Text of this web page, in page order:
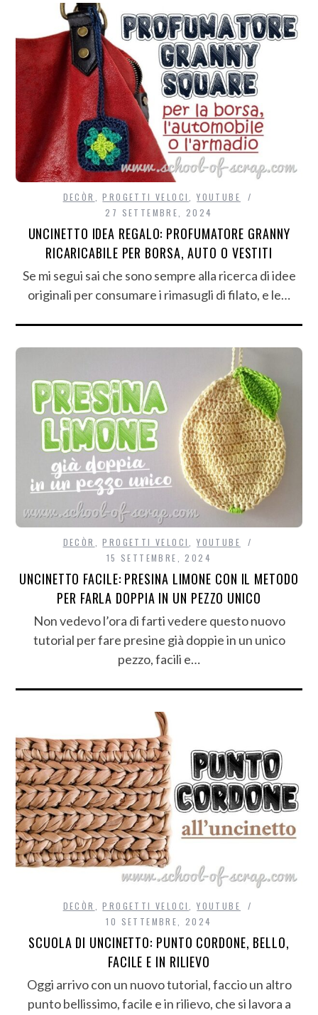
DECÒR ,PROGETTI VELOCI ,YOUTUBE
27 SETTEMBRE, 2024
UNCINETTO IDEA REGALO: PROFUMATORE GRANNY
RICARICABILE PER BORSA, AUTO O VESTITI
Se mi segui sai che sono sempre alla ricerca di idee
originali per consumare i rimasugli di filato, e le…
DECÒR ,PROGETTI VELOCI ,YOUTUBE
15 SETTEMBRE, 2024
UNCINETTO FACILE: PRESINA LIMONE CON IL METODO
PER FARLA DOPPIA IN UN PEZZO UNICO
Non vedevo l’ora di farti vedere questo nuovo
tutorial per fare presine già doppie in un unico
pezzo, facili e…
DECÒR ,PROGETTI VELOCI ,YOUTUBE
10 SETTEMBRE, 2024
SCUOLA DI UNCINETTO: PUNTO CORDONE, BELLO,
FACILE E IN RILIEVO
Oggi arrivo con un nuovo tutorial, faccio un altro
punto bellissimo, facile e in rilievo, che si lavora a